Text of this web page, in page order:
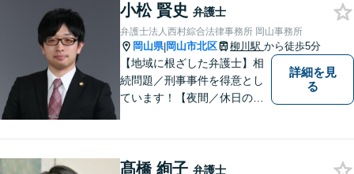
小松 賢史 弁護士
弁護士法人西村綜合法律事務所 岡山事務所
岡山県|岡山市北区 柳川駅 から徒歩5分
【地域に根ざした弁護士】相
続問題／刑事事件を得意とし
ています！【夜間／休日の相
詳細を見
る
髙橋 絢子 弁護士